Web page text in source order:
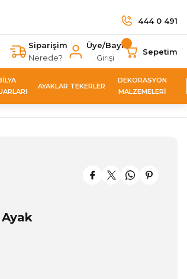
444 0 491
Siparişim
Nerede?
Üye/Bayi
Girişi
Sepetim
AYAKLAR TEKERLER
DEKORASYON
MALZEMELERİ